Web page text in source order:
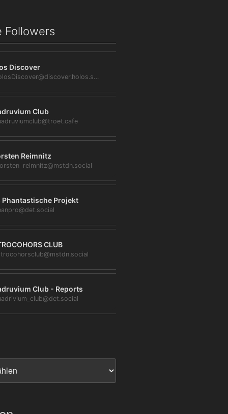
Followers
Discover
@HolosDiscover@discover.holos.social
Club
Reimnitz
Phantastische Projekt
CLUB
Club - Reports